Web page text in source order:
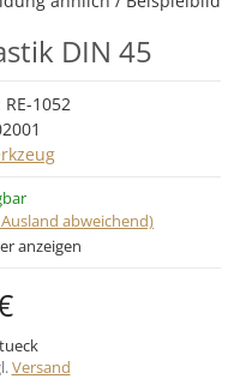
DIN 45
RE-1052
Ausland abweichend)
anzeigen
Versand